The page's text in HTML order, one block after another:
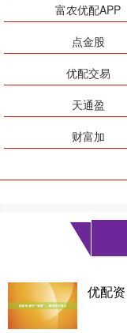
富农优配APP
点金股
优配交易
天通盈
财富加
优配